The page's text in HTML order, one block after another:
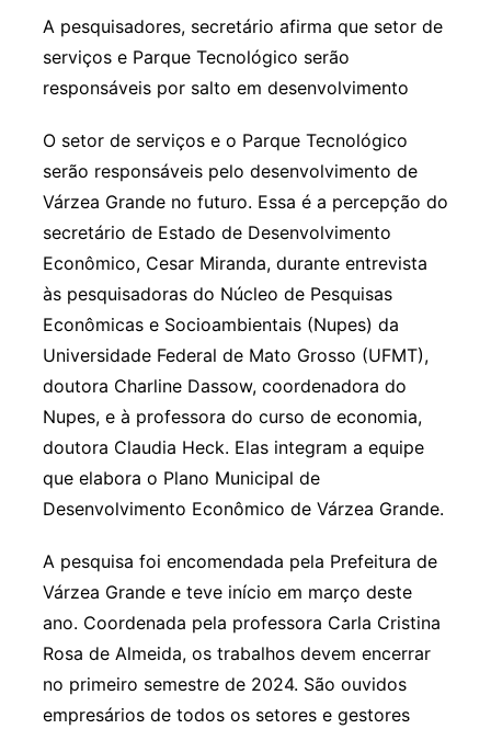
A pesquisadores, secretário afirma que setor de
serviços e Parque Tecnológico serão
responsáveis por salto em desenvolvimento
O setor de serviços e o Parque Tecnológico
serão responsáveis pelo desenvolvimento de
Várzea Grande no futuro. Essa é a percepção do
secretário de Estado de Desenvolvimento
Econômico, Cesar Miranda, durante entrevista
às pesquisadoras do Núcleo de Pesquisas
Econômicas e Socioambientais (Nupes) da
Universidade Federal de Mato Grosso (UFMT),
doutora Charline Dassow, coordenadora do
Nupes, e à professora do curso de economia,
doutora Claudia Heck. Elas integram a equipe
que elabora o Plano Municipal de
Desenvolvimento Econômico de Várzea Grande.
A pesquisa foi encomendada pela Prefeitura de
Várzea Grande e teve início em março deste
ano. Coordenada pela professora Carla Cristina
Rosa de Almeida, os trabalhos devem encerrar
no primeiro semestre de 2024. São ouvidos
empresários de todos os setores e gestores